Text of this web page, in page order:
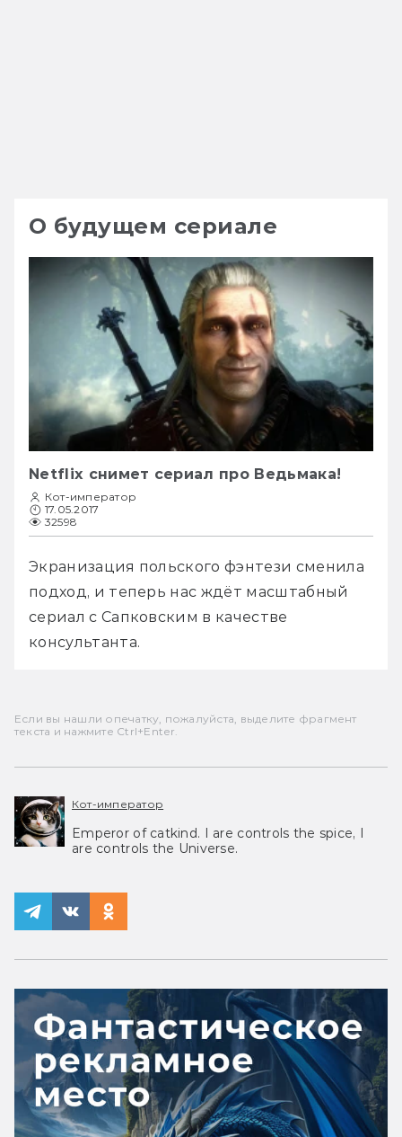
О будущем сериале
Netflix снимет сериал про Ведьмака!
Кот-император
17.05.2017
32598
Экранизация польского фэнтези сменила
подход, и теперь нас ждёт масштабный
сериал с Сапковским в качестве
консультанта.
Если вы нашли опечатку, пожалуйста, выделите фрагмент
текста и нажмите Ctrl+Enter.
Кот-император
Emperor of catkind. I are controls the spice, I
are controls the Universe.